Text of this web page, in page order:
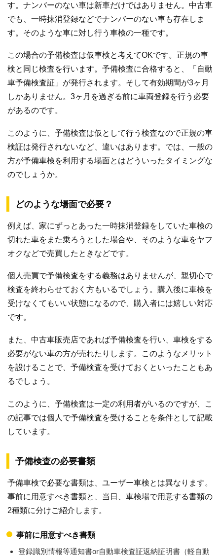
す。ナンバーのない車は新車だけではありません。中古車
でも、一時抹消登録などでナンバーのない車も存在しま
す。そのような車に対し行う車検の一種です。
この場合の予備検査は仮車検と考えてOKです。正規の車
検と同じ検査を行います。予備検査に合格すると、「自動
車予備検査証」が発行されます。そして有効期間が3ヶ月
しかありません。3ヶ月を過ぎる前に車両登録を行う必要
があるのです。
このように、予備検査は仮として行う検査なので正規の車
検証は発行されないなど、違いはあります。では、一般の
方が予備車検を利用する場面とはどういったタイミングな
のでしょうか。
どのような場面で必要？
例えば、家にずっとあった一時抹消登録をしていた車検の
切れた車をまた乗ろうとした場合や、そのような車をヤフ
オクなどで売買したときなどです。
個人売買で予備検査をする義務はありませんが、親切心で
検査を終わらせておく方もいるでしょう。購入後に車検を
受けなくてもいい状態になるので、購入者には嬉しい対応
です。
また、中古車販売店であれば予備検査を行い、車検をする
必要がない車の方が売れたりします。このようなメリット
を設けることで、予備検査を受けておくといったこともあ
るでしょう。
このように、予備検査は一定の利用者がいるのですが、こ
の記事では個人で予備検査を受けることを条件として記載
しています。
予備検査の必要書類
予備車検で必要な書類は、ユーザー車検とは異なります。
事前に用意すべき書類と、当日、車検場で用意する書類の
2種類に分けご紹介します。
事前に用意すべき書類
登録識別情報等通知書or自動車検査証返納証明書（軽自動